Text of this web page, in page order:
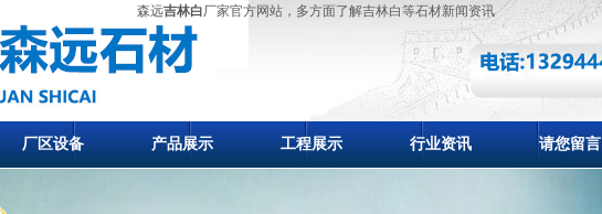
森远吉林白厂家官方网站，多方面了解吉林白等石材新闻资讯
厂区设备 产品展示 工程展示 行业资讯 请您留言